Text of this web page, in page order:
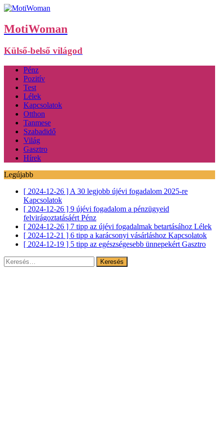
MotiWoman
Külső-belső világod
Pénz
Pozitív
Test
Lélek
Kapcsolatok
Otthon
Tanmese
Szabadidő
Világ
Gasztro
Hírek
Legújabb
[ 2024-12-26 ] A 30 legjobb újévi fogadalom 2025-re
Kapcsolatok
[ 2024-12-26 ] 9 újévi fogadalom a pénzügyeid
felvirágoztatásáért Pénz
[ 2024-12-26 ] 7 tipp az újévi fogadalmak betartásához Lélek
[ 2024-12-21 ] 6 tipp a karácsonyi vásárláshoz Kapcsolatok
[ 2024-12-19 ] 5 tipp az egészségesebb ünnepekért Gasztro
Keresés: